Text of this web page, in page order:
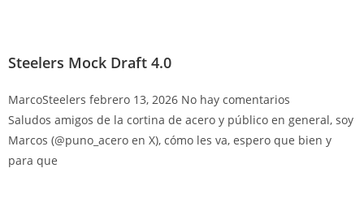
Steelers Mock Draft 4.0
MarcoSteelers febrero 13, 2026 No hay comentarios
Saludos amigos de la cortina de acero y público en general, soy
Marcos (@puno_acero en X), cómo les va, espero que bien y
para que